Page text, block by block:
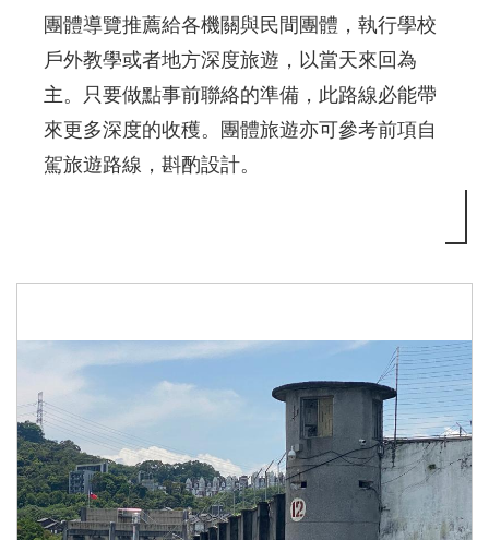
團體導覽推薦給各機關與民間團體，執行學校
戶外教學或者地方深度旅遊，以當天來回為
主。只要做點事前聯絡的準備，此路線必能帶
來更多深度的收穫。團體旅遊亦可參考前項自
駕旅遊路線，斟酌設計。